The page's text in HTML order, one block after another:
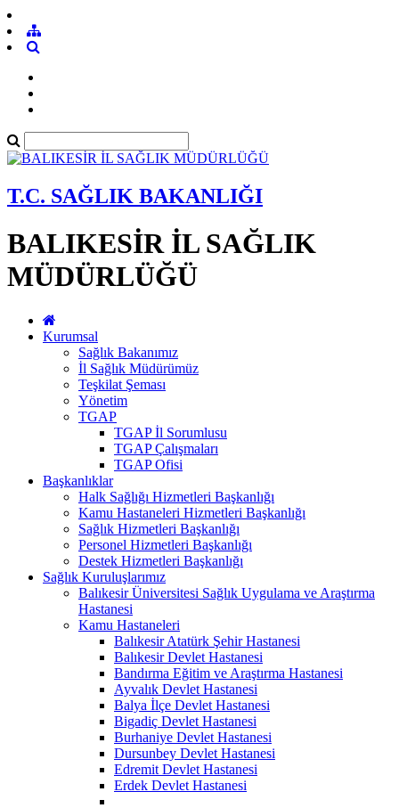
T.C. SAĞLIK BAKANLIĞI
BALIKESİR İL SAĞLIK
MÜDÜRLÜĞÜ
Kurumsal
Sağlık Bakanımız
İl Sağlık Müdürümüz
Teşkilat Şeması
Yönetim
TGAP
TGAP İl Sorumlusu
TGAP Çalışmaları
TGAP Ofisi
Başkanlıklar
Halk Sağlığı Hizmetleri Başkanlığı
Kamu Hastaneleri Hizmetleri Başkanlığı
Sağlık Hizmetleri Başkanlığı
Personel Hizmetleri Başkanlığı
Destek Hizmetleri Başkanlığı
Sağlık Kuruluşlarımız
Balıkesir Üniversitesi Sağlık Uygulama ve Araştırma
Hastanesi
Kamu Hastaneleri
Balıkesir Atatürk Şehir Hastanesi
Balıkesir Devlet Hastanesi
Bandırma Eğitim ve Araştırma Hastanesi
Ayvalık Devlet Hastanesi
Balya İlçe Devlet Hastanesi
Bigadiç Devlet Hastanesi
Burhaniye Devlet Hastanesi
Dursunbey Devlet Hastanesi
Edremit Devlet Hastanesi
Erdek Devlet Hastanesi